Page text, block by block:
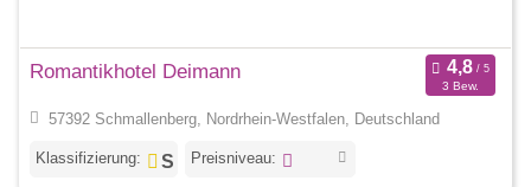
Romantikhotel Deimann
3 Bew.
57392 Schmallenberg, Nordrhein-Westfalen, Deutschland
Klassifizierung: Preisniveau: